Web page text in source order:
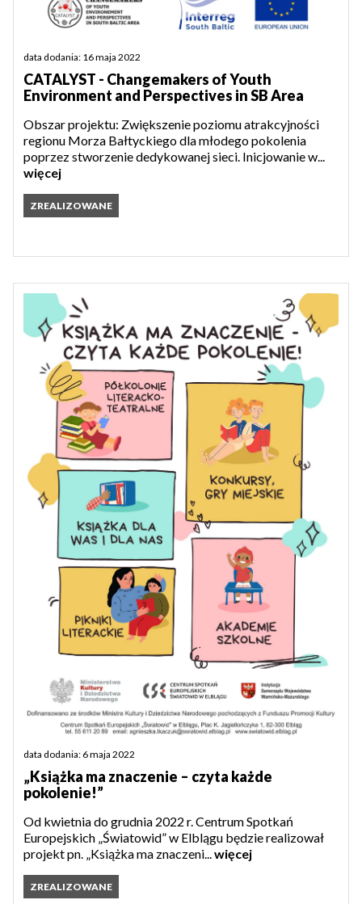
data dodania: 16 maja 2022
CATALYST - Changemakers of Youth
Environment and Perspectives in SB Area
Obszar projektu: Zwiększenie poziomu atrakcyjności
regionu Morza Bałtyckiego dla młodego pokolenia
poprzez stworzenie dedykowanej sieci. Inicjowanie w...
więcej
ZREALIZOWANE
data dodania: 6 maja 2022
„Książka ma znaczenie – czyta każde
pokolenie!”
Od kwietnia do grudnia 2022 r. Centrum Spotkań
Europejskich „Światowid” w Elblągu będzie realizował
projekt pn. „Książka ma znaczeni...więcej
ZREALIZOWANE